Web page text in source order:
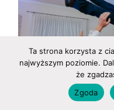
Ta strona korzysta z
najwyższym poziomie.
że
Zgoda